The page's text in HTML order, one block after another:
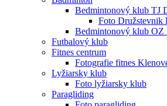
Bedmintonový klub TJ
Foto Družstevnik
Bedmintonový klub OZ
Futbalový klub
Fitnes centrum
Fotografie fitnes
Lyžiarsky klub
Foto lyžiarsky klub
Paragliding